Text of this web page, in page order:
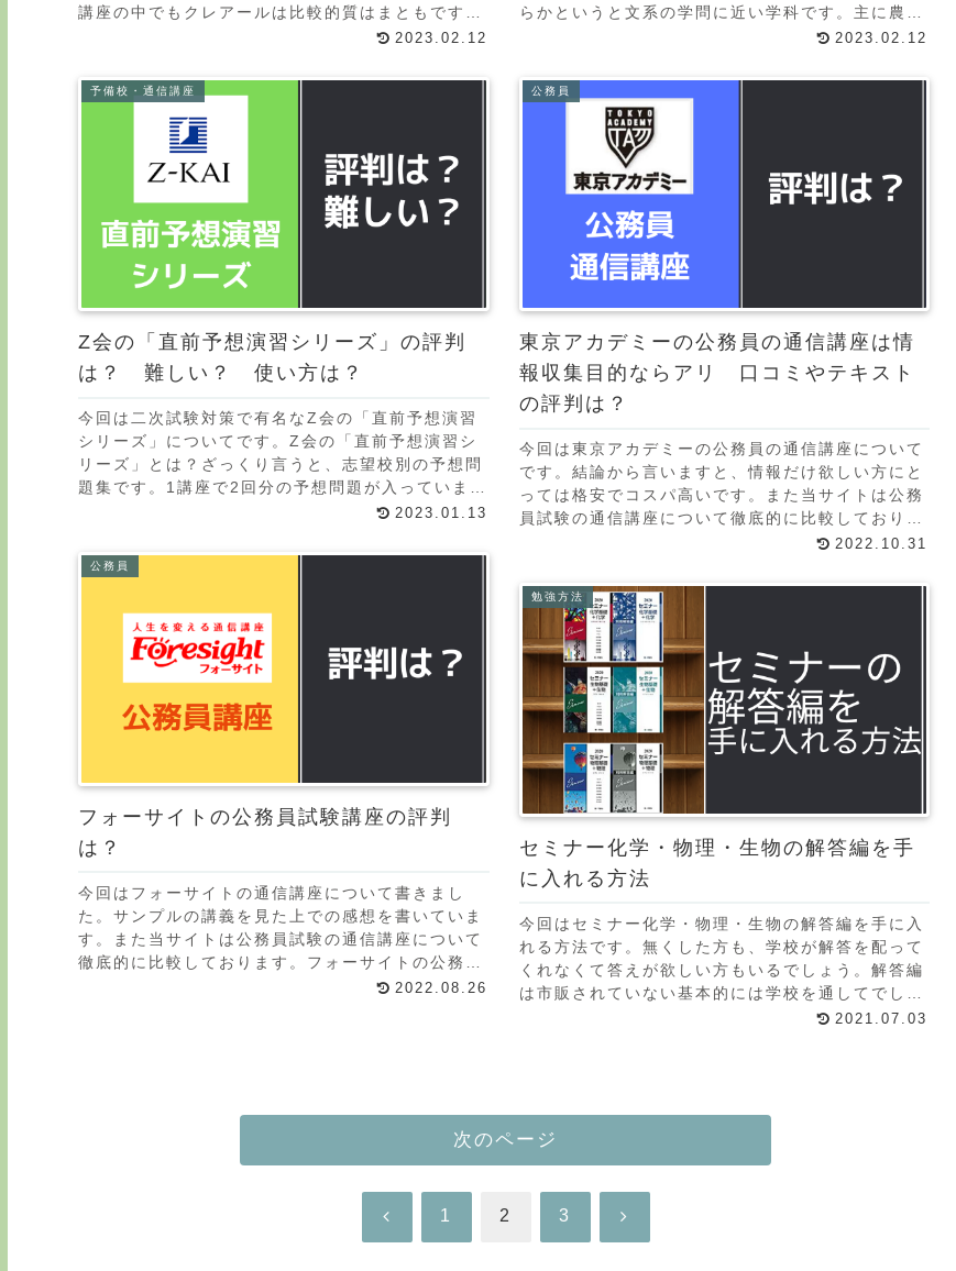
講座の中でもクレアールは比較的質はまともです。
LECやTACなど大手の予備校に経済的な理由から入
2023.02.12
らかというと文系の学問に近い学科です。主に農業
経営について学びます。農業経営とは？企業的な人
2023.02.12
予備校・通信講座
Z会の「直前予想演習シリーズ」の評判
は？ 難しい？ 使い方は？
今回は二次試験対策で有名なZ会の「直前予想演習
シリーズ」についてです。Z会の「直前予想演習シ
リーズ」とは？ざっくり言うと、志望校別の予想問
題集です。1講座で2回分の予想問題が入っていま
す。解答用紙も実際の入試の形式に合わせていま
2023.01.13
公務員
東京アカデミーの公務員の通信講座は情
報収集目的ならアリ 口コミやテキスト
の評判は？
今回は東京アカデミーの公務員の通信講座について
です。結論から言いますと、情報だけ欲しい方にと
っては格安でコスパ高いです。また当サイトは公務
員試験の通信講座について徹底的に比較しておりま
す。講座一覧入会金込みの価格です。 行政職実践
2022.10.31
公務員
フォーサイトの公務員試験講座の評判
は？
今回はフォーサイトの通信講座について書きまし
た。サンプルの講義を見た上での感想を書いていま
す。また当サイトは公務員試験の通信講座について
徹底的に比較しております。フォーサイトの公務員
講座一覧講座数は2種類のみです。教養試験対策コ
2022.08.26
勉強方法
セミナー化学・物理・生物の解答編を手
に入れる方法
今回はセミナー化学・物理・生物の解答編を手に入
れる方法です。無くした方も、学校が解答を配って
くれなくて答えが欲しい方もいるでしょう。解答編
は市販されていない基本的には学校を通してでしか
購入できません。Amazonで新品で買おうとしたら
2021.07.03
次のページ
前 1 2 3 次